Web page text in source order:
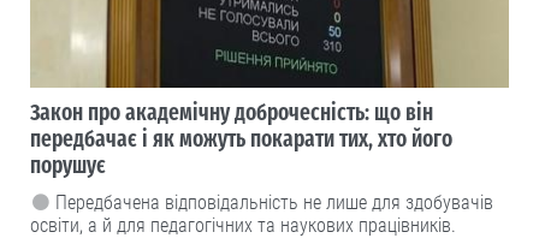
Закон про академічну доброчесність: що він
передбачає і як можуть покарати тих, хто його
порушує
Передбачена відповідальність не лише для здобувачів
освіти, а й для педагогічних та наукових працівників.